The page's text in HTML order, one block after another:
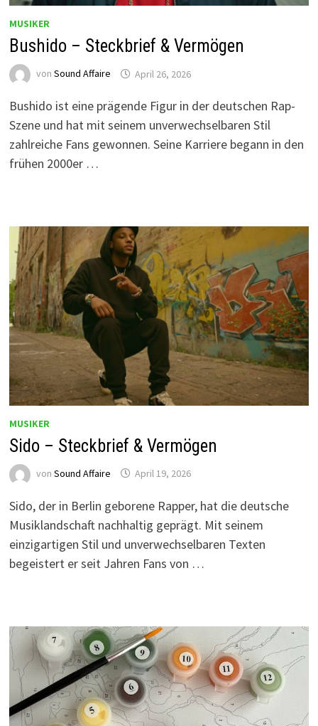
MUSIKER
Bushido – Steckbrief & Vermögen
von Sound Affaire April 26, 2026
Bushido ist eine prägende Figur in der deutschen Rap-
Szene und hat mit seinem unverwechselbaren Stil
zahlreiche Fans gewonnen. Seine Karriere begann in den
frühen 2000er …
MUSIKER
Sido – Steckbrief & Vermögen
von Sound Affaire April 19, 2026
Sido, der in Berlin geborene Rapper, hat die deutsche
Musiklandschaft nachhaltig geprägt. Mit seinem
einzigartigen Stil und unverwechselbaren Texten
begeistert er seit Jahren Fans von …